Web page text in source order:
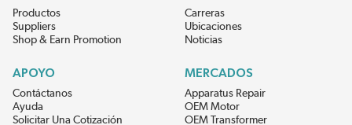
Productos
Suppliers
Shop & Earn Promotion
Carreras
Ubicaciones
Noticias
APOYO
Contáctanos
Ayuda
Solicitar Una Cotización
MERCADOS
Apparatus Repair
OEM Motor
OEM Transformer